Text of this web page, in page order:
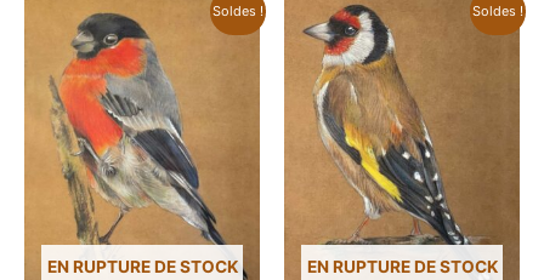
Soldes !
EN RUPTURE DE STOCK
Soldes !
EN RUPTURE DE STOCK